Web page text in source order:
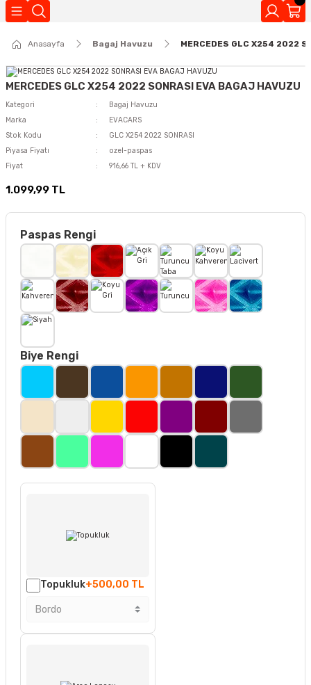
Anasayfa Bagaj Havuzu MERCEDES GLC X254 2022
MERCEDES GLC X254 2022 SONRASI EVA BAGAJ HAVUZU
Kategori
Bagaj Havuzu
Marka
EVACARS
Stok Kodu
GLC X254 2022 SONRASI
Piyasa Fiyatı
ozel-paspas
Fiyat
916,66 TL + KDV
1.099,99 TL
Paspas Rengi
Biye Rengi
Topukluk+500,00 TL